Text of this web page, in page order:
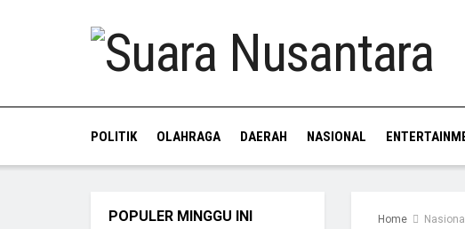
POLITIK OLAHRAGA DAERAH NASIONAL
Home Nasional
POPULER MINGGU INI